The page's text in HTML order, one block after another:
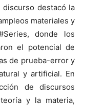
destacó la
materiales y
donde los
el potencial de
de prueba-error y
y artificial. En
de discursos
y la materia,